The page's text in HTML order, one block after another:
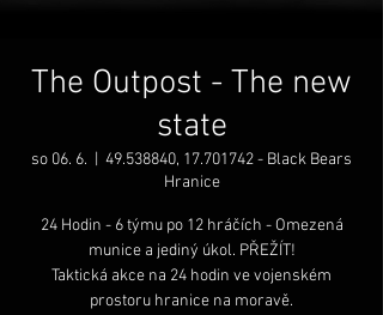
The Outpost - The new
state
so 06. 6.
49.538840, 17.701742 - Black Bears
Hranice
24 Hodin - 6 týmu po 12 hráčích - Omezená
munice a jediný úkol. PŘEŽÍT!
Taktická akce na 24 hodin ve vojenském
prostoru hranice na moravě.